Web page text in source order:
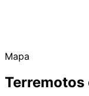
Mapa
Terremotos